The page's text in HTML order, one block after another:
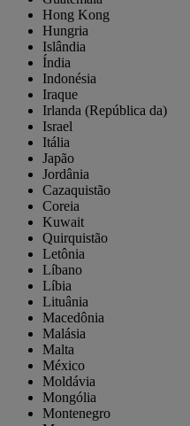
Hong Kong
Hungria
Islândia
Índia
Indonésia
Iraque
Irlanda (República da)
Israel
Itália
Japão
Jordânia
Cazaquistão
Coreia
Kuwait
Quirquistão
Letônia
Líbano
Líbia
Lituânia
Macedônia
Malásia
Malta
México
Moldávia
Mongólia
Montenegro